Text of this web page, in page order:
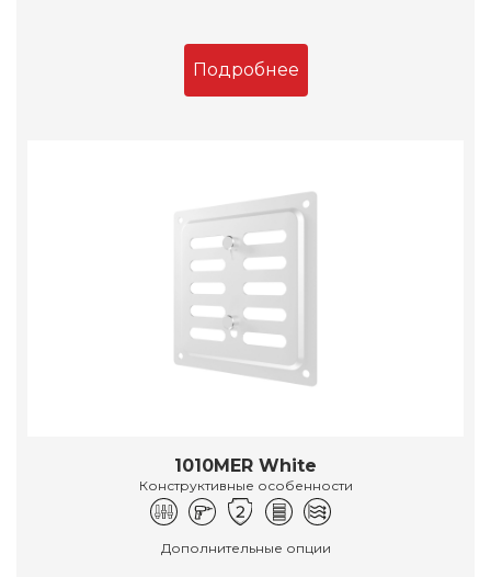
Подробнее
1010MER White
Конструктивные особенности
Дополнительные опции